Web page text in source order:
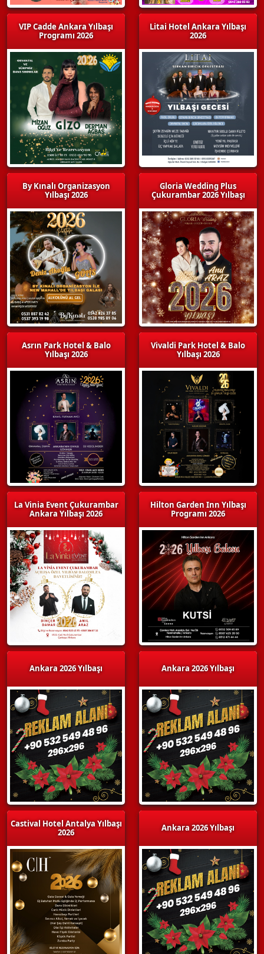
VIP Cadde Ankara Yılbaşı
Programı 2026
By Kınalı Organizasyon
Yılbaşı 2026
Asrın Park Hotel & Balo
Yılbaşı 2026
La Vinia Event Çukurambar
Ankara Yılbaşı 2026
Ankara 2026 Yılbaşı
Castival Hotel Antalya Yılbaşı
2026
Litai Hotel Ankara Yılbaşı
2026
Gloria Wedding Plus
Çukurambar 2026 Yılbaşı
Vivaldi Park Hotel & Balo
Yılbaşı 2026
Hilton Garden Inn Yılbaşı
Programı 2026
Ankara 2026 Yılbaşı
Ankara 2026 Yılbaşı